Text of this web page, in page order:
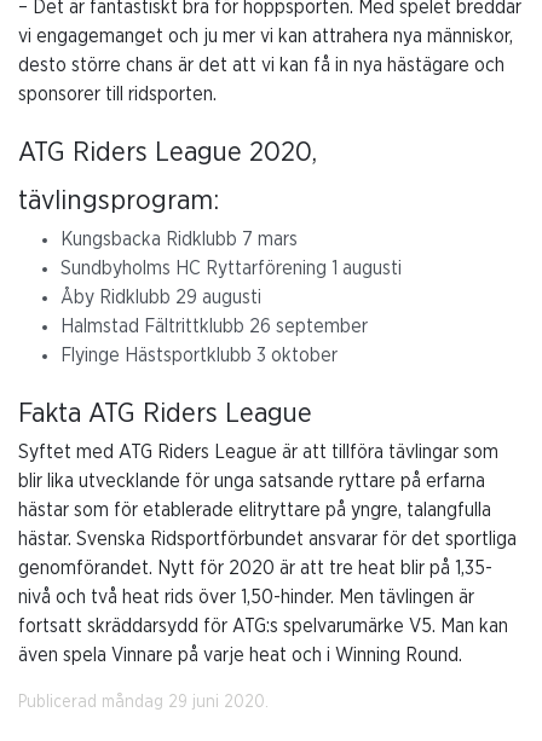
– Det är fantastiskt bra för hoppsporten. Med spelet breddar
vi engagemanget och ju mer vi kan attrahera nya människor,
desto större chans är det att vi kan få in nya hästägare och
sponsorer till ridsporten.
ATG Riders League 2020,
tävlingsprogram:
Kungsbacka Ridklubb 7 mars
Sundbyholms HC Ryttarförening 1 augusti
Åby Ridklubb 29 augusti
Halmstad Fältrittklubb 26 september
Flyinge Hästsportklubb 3 oktober
Fakta ATG Riders League
Syftet med ATG Riders League är att tillföra tävlingar som
blir lika utvecklande för unga satsande ryttare på erfarna
hästar som för etablerade elitryttare på yngre, talangfulla
hästar. Svenska Ridsportförbundet ansvarar för det sportliga
genomförandet. Nytt för 2020 är att tre heat blir på 1,35-
nivå och två heat rids över 1,50-hinder. Men tävlingen är
fortsatt skräddarsydd för ATG:s spelvarumärke V5. Man kan
även spela Vinnare på varje heat och i Winning Round.
Publicerad måndag 29 juni 2020.